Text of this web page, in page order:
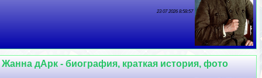
23 07 2026 8:58:57
Жанна дАрк - биография, краткая история, фото